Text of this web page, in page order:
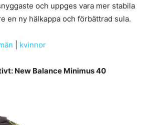
och uppges vara mer stabila
en ny hälkappa och förbättrad sula.
kvinnor
New Balance Minimus 40